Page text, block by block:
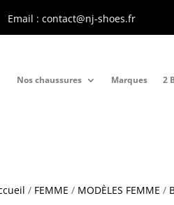
Email : contact@nj-shoes.fr
Nos chaussures Marques 2
/ FEMME / MODÈLES FEMME /